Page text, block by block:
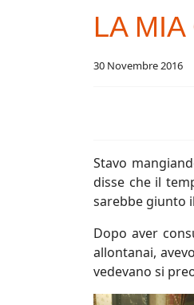
LA
30 Novembre 2016
Stavo
disse che il
sarebbe giunto
Dopo aver
allontanai,
vedevano si